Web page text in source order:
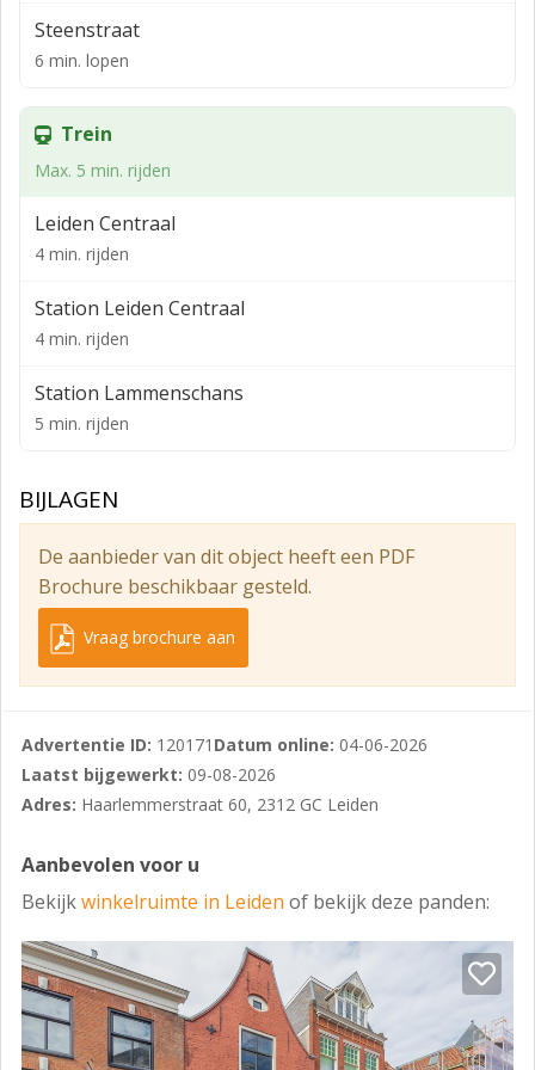
te kenmerken. Diverse bushalten bevinden zich in de
directe omgeving van het object. Alsmede bevindt
LOCATIE / LIGGING
Stadscentrum
Stadskern
Winkelcentrum
Woonomgeving
LOCATIE / VOORZIENINGEN
Snelwegafrit
Op 2000 m tot 3000 m
Op 1.000 tot 1.500 m
Winkel voorziening
Op minder dan 500 m
OPPERVLAKTE/INDELING
De winkelruimte heeft in totaal een oppervlakte van ca.
Frontbreedte: 5,5 meter.
PARKEERMOGELIJKHEDEN
omgeving. Parkeergarage Lammermarkt, welke
beschikt over 525 parkeerplaatsen, is op loopafstand
OPLEVERINGSNIVEAU
De winkelruimte wordt alszijnde casco verhuurd, in de
staat waarin deze zich thans bevindt.
Steenstraat
6 min. lopen
Trein
Max. 5 min. rijden
Leiden Centraal
4 min. rijden
Station Leiden Centraal
4 min. rijden
Station Lammenschans
5 min. rijden
BIJLAGEN
De aanbieder van dit object heeft een PDF
Brochure beschikbaar gesteld.
Vraag brochure aan
Advertentie ID: 120171 Datum online: 04-06-2026
Laatst bijgewerkt: 09-08-2026
Adres: Haarlemmerstraat 60, 2312 GC Leiden
Aanbevolen voor u
Bekijkwinkelruimte in Leiden of bekijk deze panden: